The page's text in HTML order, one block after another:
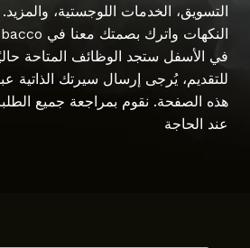
التسويق، الخدمات اللوجستية،
النكهات واترك بصمتك معنا في XTC Tobacco.
في الأسفل ستجد الوظائف المتاحة
للتقديم، يُرجى إرسال سيرتك الذاتية
هذه الصفحة. نقوم بمراجعة جميع
عند الحاجة